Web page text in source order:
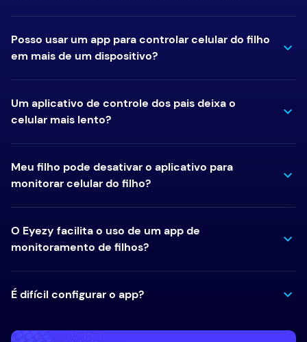
Posso usar um app para controlar celular do filho
em mais de um dispositivo?
Um aplicativo de controle dos pais deixa o
celular mais lento?
Meu filho pode desativar o aplicativo para
monitorar celular do filho?
O Eyezy facilita o uso de um app de
monitoramento de filhos?
É difícil configurar o app?